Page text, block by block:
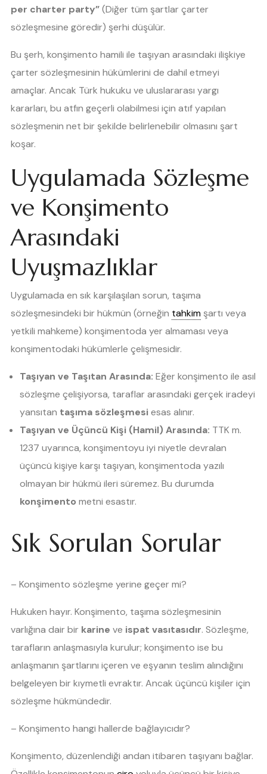
per charter party”(Diğer tüm şartlar çarter
sözleşmesine göredir) şerhi düşülür.
Bu şerh, konşimento hamili ile taşıyan arasındaki ilişkiye
çarter sözleşmesinin hükümlerini de dahil etmeyi
amaçlar. Ancak Türk hukuku ve uluslararası yargı
kararları, bu atfın geçerli olabilmesi için atıf yapılan
sözleşmenin net bir şekilde belirlenebilir olmasını şart
koşar.
Uygulamada Sözleşme
ve Konşimento
Arasındaki
Uyuşmazlıklar
Uygulamada en sık karşılaşılan sorun, taşıma
sözleşmesindeki bir hükmün (örneğin tahkim şartı veya
yetkili mahkeme) konşimentoda yer almaması veya
konşimentodaki hükümlerle çelişmesidir.
Taşıyan ve Taşıtan Arasında: Eğer konşimento ile asıl
sözleşme çelişiyorsa, taraflar arasındaki gerçek iradeyi
yansıtan taşıma sözleşmesiesas alınır.
Taşıyan ve Üçüncü Kişi (Hamil) Arasında: TTK m.
1237 uyarınca, konşimentoyu iyi niyetle devralan
üçüncü kişiye karşı taşıyan, konşimentoda yazılı
olmayan bir hükmü ileri süremez. Bu durumda
konşimento metni esastır.
Sık Sorulan Sorular
– Konşimento sözleşme yerine geçer mi?
Hukuken hayır. Konşimento, taşıma sözleşmesinin
varlığına dair bir karine ve ispat vasıtasıdır. Sözleşme,
tarafların anlaşmasıyla kurulur; konşimento ise bu
anlaşmanın şartlarını içeren ve eşyanın teslim alındığını
belgeleyen bir kıymetli evraktır. Ancak üçüncü kişiler için
sözleşme hükmündedir.
– Konşimento hangi hallerde bağlayıcıdır?
Konşimento, düzenlendiği andan itibaren taşıyanı bağlar.